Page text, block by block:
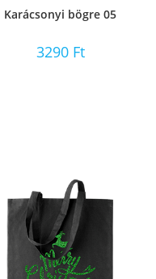
Karácsonyi bögre 05
3290 Ft